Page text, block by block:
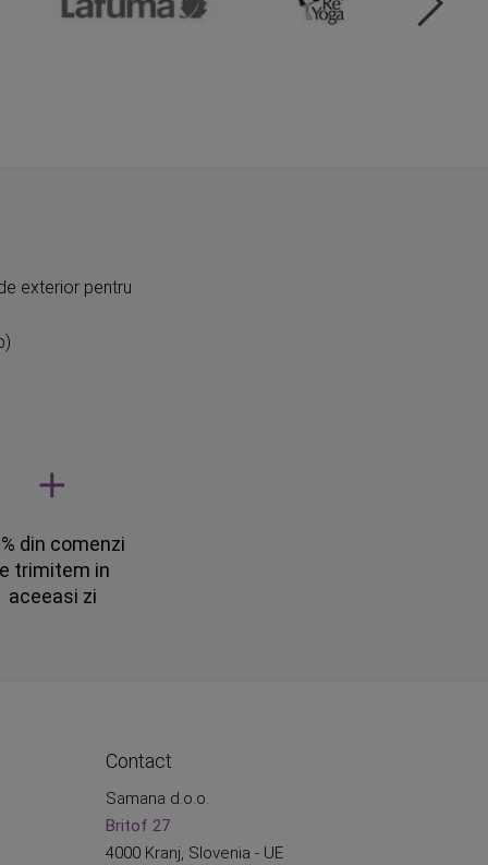
exterior pentru
din comenzi
trimitem in
aceeasi zi
Contact
Samana d.o.o.
Britof 27
4000 Kranj, Slovenia - UE